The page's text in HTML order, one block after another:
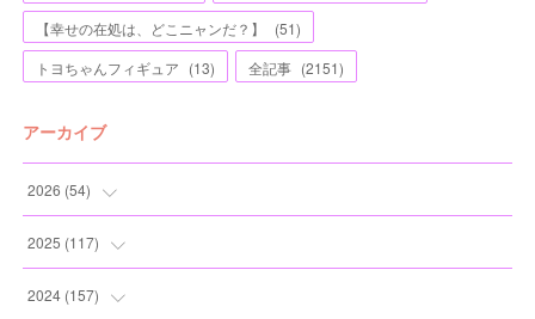
【幸せの在処は、どこニャンだ？】
(51)
トヨちゃんフィギュア (13) 全記事 (2151)
アーカイブ
2026 (54)
(2)
(5)
2025 (117)
(11
2024(157)